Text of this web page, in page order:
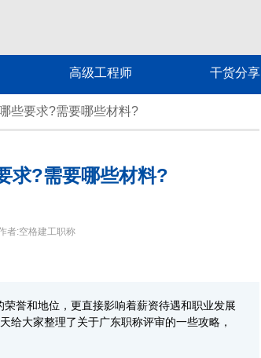
高级工程师 干货分享
些要求?需要哪些材料?
求?需要哪些材料?
者:空格建工职称
誉和地位，更直接影响着薪资待遇和职业发展
给大家整理了关于广东职称评审的一些攻略，